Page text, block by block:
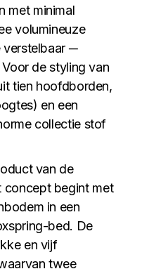
met minimal
volumineuze
verstelbaar ─
de styling van
tien hoofdborden,
en een
collectie stof
van de
concept begint met
in een
bed. De
en vijf
twee